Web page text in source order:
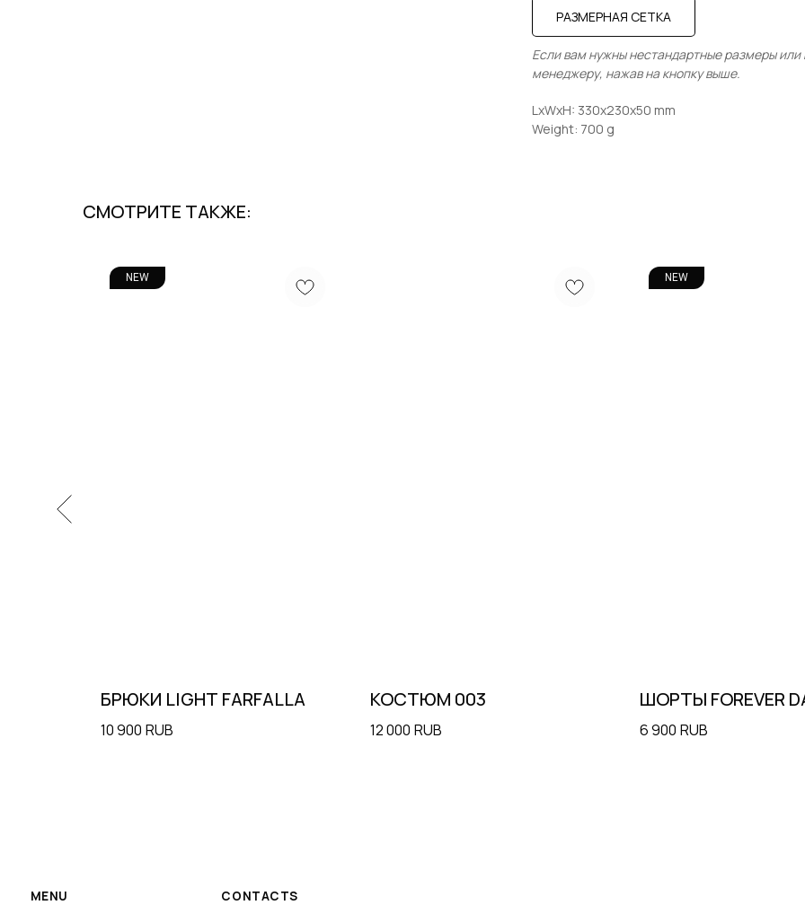
РАЗМЕРНАЯ СЕТКА
Если вам нужны нестандартные размеры
менеджеру, нажав на кнопку выше.
LxWxH: 330x230x50 mm
Weight: 700 g
СМОТРИТЕ ТАКЖЕ:
NEW
БРЮКИ LIGHT FARFALLA
10 900 RUB
КОСТЮМ 003
12 000 RUB
NEW
ШОРТЫ FOREVER
6 900 RUB
Terms & Conditions
+7 985 415-92-42